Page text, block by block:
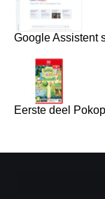
Google Assistent
Eerste deel